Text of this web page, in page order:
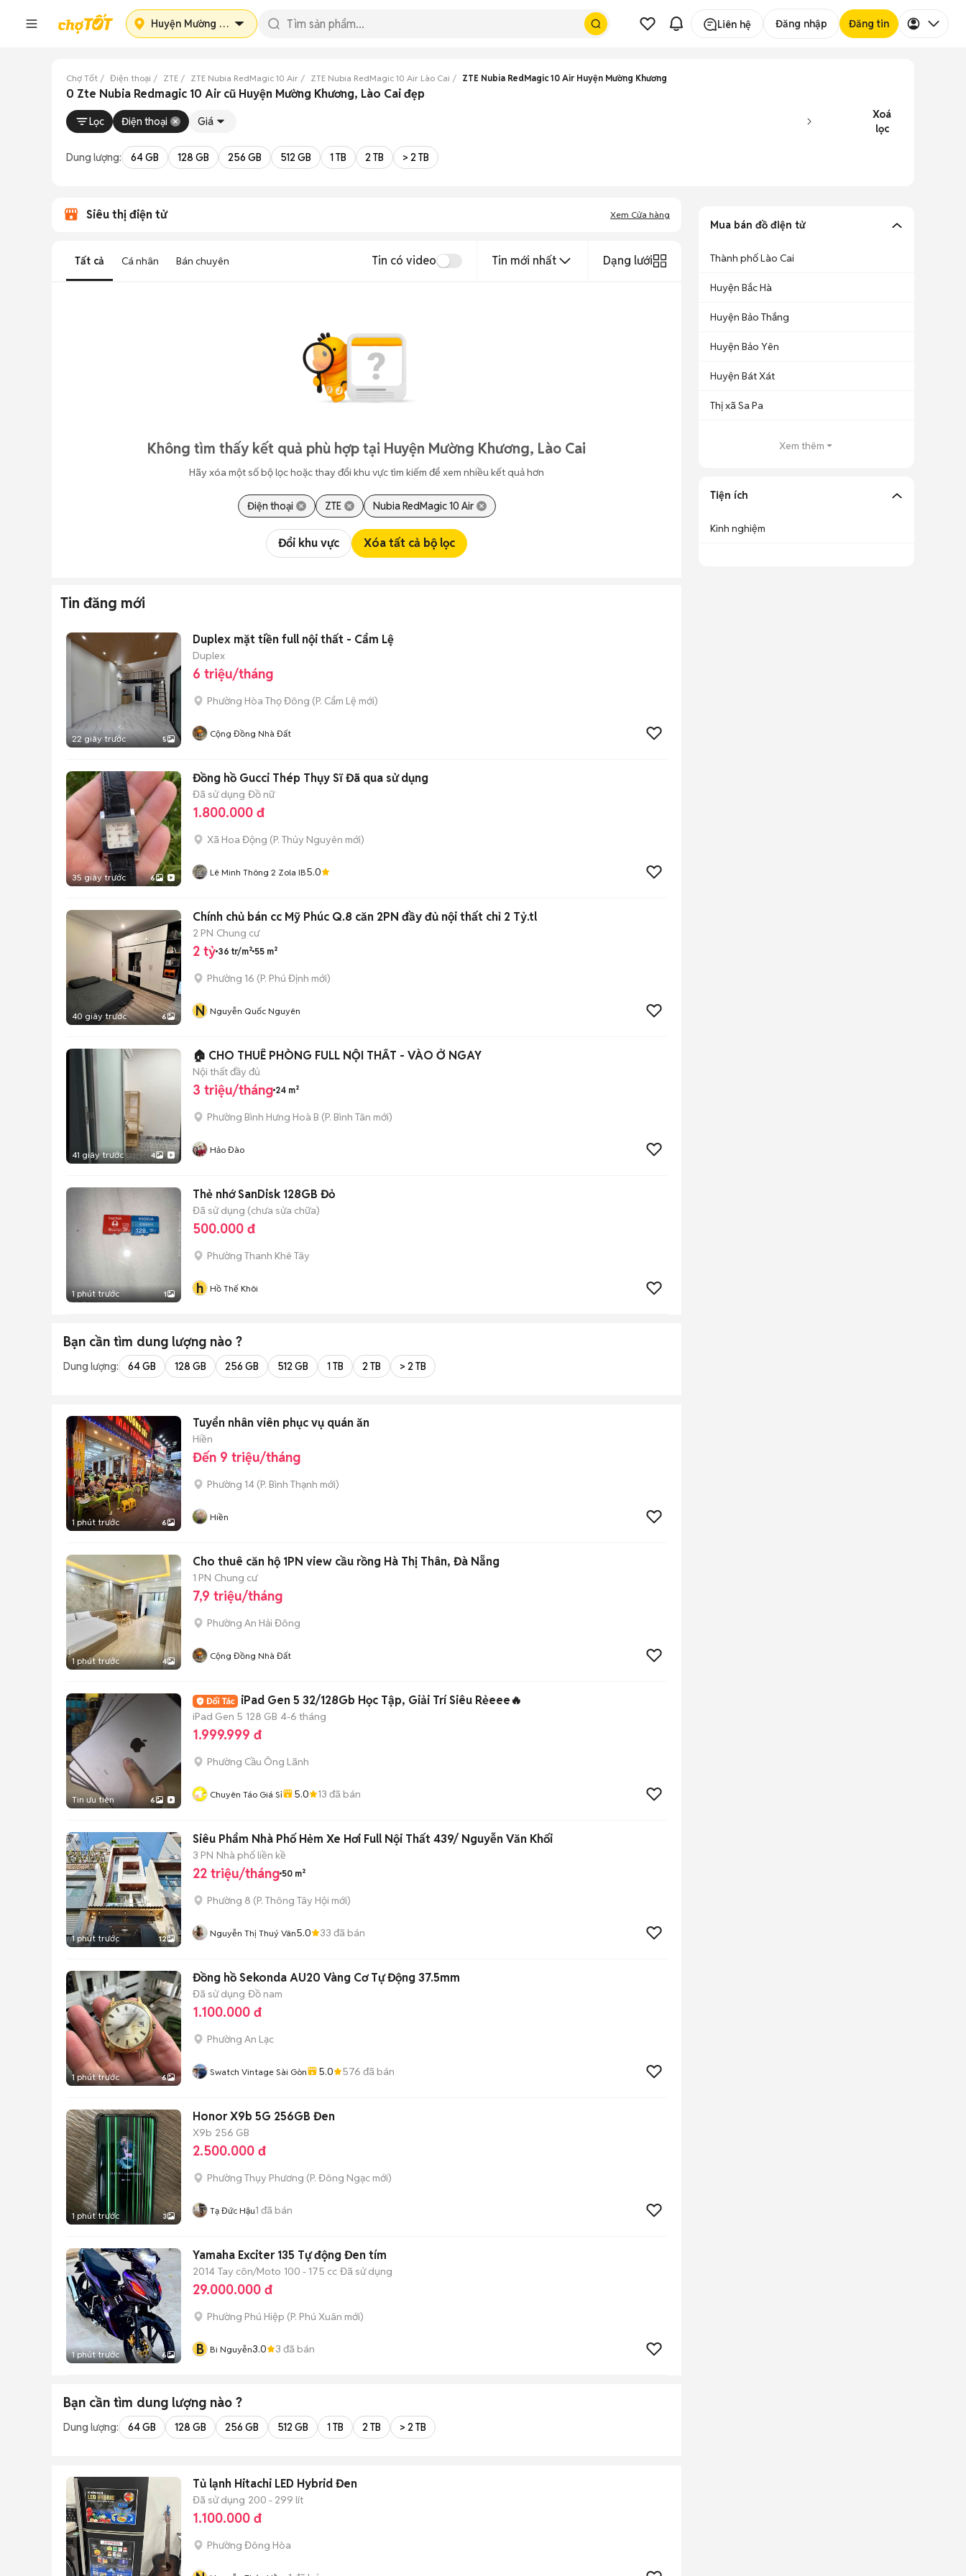
Huyện Mường Khương Liên hệ Đăng nhập Đăng tin
Chợ Tốt Điện thoại ZTE ZTE Nubia RedMagic 10 Air ZTE Nubia RedMagic 10 Air Lào Cai ZTE Nubia RedMagic 10 Air Huyện Mường Khương
0 Zte Nubia Redmagic 10 Air cũ Huyện Mường Khương, Lào Cai đẹp
Lọc Điện thoại Giá
Xoá
lọc
Dung lượng: 64 GB 128 GB 256 GB 512 GB 1 TB 2 TB > 2 TB
Siêu thị điện tử Xem Cửa hàng
Tất cả Cá nhân Bán chuyên Tin có video Tin mới nhất Dạng lưới
Không tìm thấy kết quả phù hợp tại Huyện Mường Khương, Lào Cai
Hãy xóa một số bộ lọc hoặc thay đổi khu vực tìm kiếm để xem nhiều kết quả hơn
Điện thoại ZTE Nubia RedMagic 10 Air
Đổi khu vực Xóa tất cả bộ lọc
Tin đăng mới
22 giây trước 5
Duplex mặt tiền full nội thất - Cẩm Lệ
Duplex
6 triệu/tháng
Phường Hòa Thọ Đông (P. Cẩm Lệ mới)
Cộng Đồng Nhà Đất
35 giây trước 6
Đồng hồ Gucci Thép Thụy Sĩ Đã qua sử dụng
Đã sử dụng Đồ nữ
1.800.000 đ
Xã Hoa Động (P. Thủy Nguyên mới)
Lê Minh Thông 2 Zola IB5.0
40 giây trước 6
Chính chủ bán cc Mỹ Phúc Q.8 căn 2PN đầy đủ nội thất chỉ 2 Tỷ.tl
2 PN Chung cư
2 tỷ 36 tr/m² 55 m²
Phường 16 (P. Phú Định mới)
N Nguyễn Quốc Nguyên
41 giây trước 4
🏠 CHO THUÊ PHÒNG FULL NỘI THẤT - VÀO Ở NGAY
Nội thất đầy đủ
3 triệu/tháng 24 m²
Phường Bình Hưng Hoà B (P. Bình Tân mới)
Hảo Đào
1 phút trước 1
Thẻ nhớ SanDisk 128GB Đỏ
Đã sử dụng (chưa sửa chữa)
500.000 đ
Phường Thanh Khê Tây
h Hồ Thế Khôi
Bạn cần tìm dung lượng nào ?
Dung lượng: 64 GB 128 GB 256 GB 512 GB 1 TB 2 TB > 2 TB
1 phút trước 6
Tuyển nhân viên phục vụ quán ăn
Hiền
Đến 9 triệu/tháng
Phường 14 (P. Bình Thạnh mới)
Hiền
1 phút trước 4
Cho thuê căn hộ 1PN view cầu rồng Hà Thị Thân, Đà Nẵng
1 PN Chung cư
7,9 triệu/tháng
Phường An Hải Đông
Cộng Đồng Nhà Đất
Tin ưu tiên 6
iPad Gen 5 32/128Gb Học Tập, Giải Trí Siêu Rẻeee🔥
iPad Gen 5 128 GB 4-6 tháng
1.999.999 đ
Phường Cầu Ông Lãnh
Chuyên Táo Giá Sỉ 5.0 13 đã bán
1 phút trước 12
Siêu Phẩm Nhà Phố Hẻm Xe Hơi Full Nội Thất 439/ Nguyễn Văn Khối
3 PN Nhà phố liền kề
22 triệu/tháng 50 m²
Phường 8 (P. Thông Tây Hội mới)
Nguyễn Thị Thuý Vân5.0 33 đã bán
1 phút trước 6
Đồng hồ Sekonda AU20 Vàng Cơ Tự Động 37.5mm
Đã sử dụng Đồ nam
1.100.000 đ
Phường An Lạc
Swatch Vintage Sài Gòn 5.0 576 đã bán
1 phút trước 3
Honor X9b 5G 256GB Đen
X9b 256 GB
2.500.000 đ
Phường Thụy Phương (P. Đông Ngạc mới)
Tạ Đức Hậu1 đã bán
1 phút trước 6
Yamaha Exciter 135 Tự động Đen tím
2014 Tay côn/Moto 100 - 175 cc Đã sử dụng
29.000.000 đ
Phường Phú Hiệp (P. Phú Xuân mới)
B Bi Nguyễn3.0 3 đã bán
Bạn cần tìm dung lượng nào ?
Dung lượng: 64 GB 128 GB 256 GB 512 GB 1 TB 2 TB > 2 TB
Tủ lạnh Hitachi LED Hybrid Đen
Đã sử dụng 200 - 299 lít
1.100.000 đ
Phường Đông Hòa
Mua bán đồ điện tử
Thành phố Lào Cai
Huyện Bắc Hà
Huyện Bảo Thắng
Huyện Bảo Yên
Huyện Bát Xát
Thị xã Sa Pa
Xem thêm
Tiện ích
Kinh nghiệm